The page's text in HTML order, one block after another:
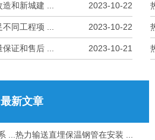
和新城建 ... 2023-10-22
同工程项 ... 2023-10-22
证和售后 ... 2023-10-21
最新文章
... 热力输送直埋保温钢管在安装 ...